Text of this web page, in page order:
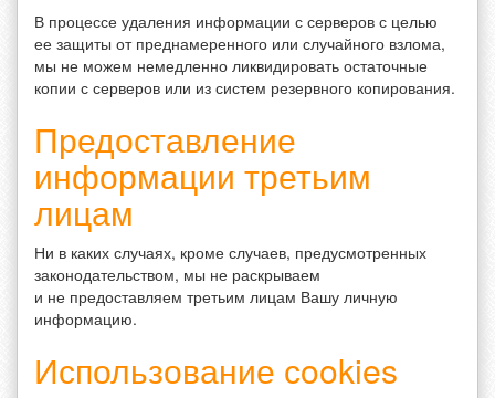
В процессе удаления информации с серверов с целью
ее защиты от преднамеренного или случайного взлома,
мы не можем немедленно ликвидировать остаточные
копии с серверов или из систем резервного копирования.
Предоставление
информации третьим
лицам
Ни в каких случаях, кроме случаев, предусмотренных
законодательством, мы не раскрываем
и не предоставляем третьим лицам Вашу личную
информацию.
Использование сookies